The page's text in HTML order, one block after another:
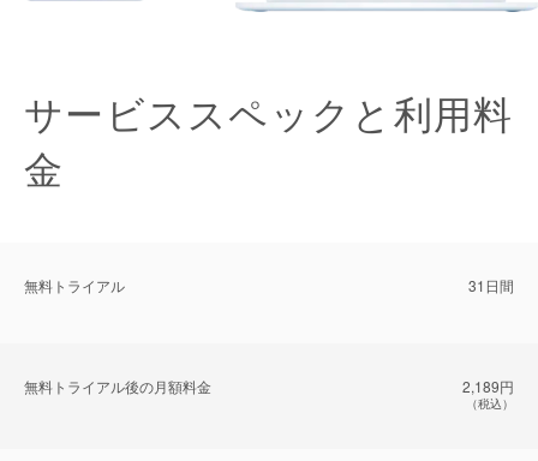
サービススペックと利用料
金
無料トライアル 31日間
無料トライアル後の⽉額料金 2,189円
（税込）